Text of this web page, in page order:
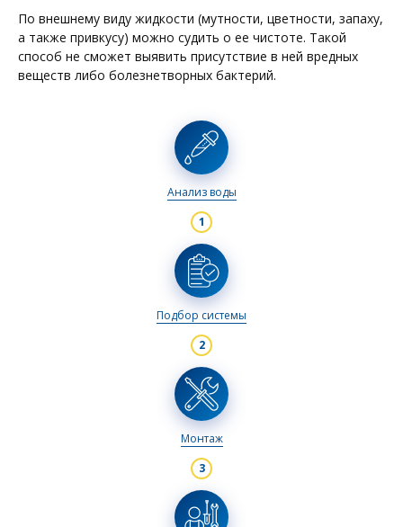
По внешнему виду жидкости (мутности, цветности, запаху,
а также привкусу) можно судить о ее чистоте. Такой
способ не сможет выявить присутствие в ней вредных
веществ либо болезнетворных бактерий.
Анализ воды
Подбор системы
Монтаж